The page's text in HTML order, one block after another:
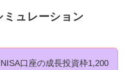
ミュレーション
口座の成長投資枠1,200